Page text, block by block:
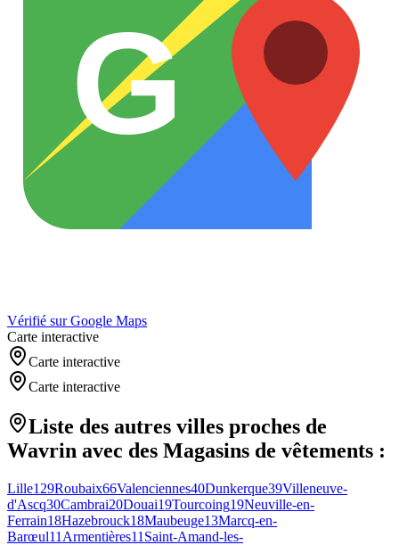
G
Vérifié sur Google Maps
Carte interactive
Carte interactive
Carte interactive
Liste des autres villes proches de
Wavrin avec des Magasins de vêtements :
Lille129Roubaix66Valenciennes40Dunkerque39Villeneuve-
d'Ascq30Cambrai20Douai19Tourcoing19Neuville-en-
Ferrain18Hazebrouck18Maubeuge13Marcq-en-
Barœul11 Armentières11 Saint-Amand-les-